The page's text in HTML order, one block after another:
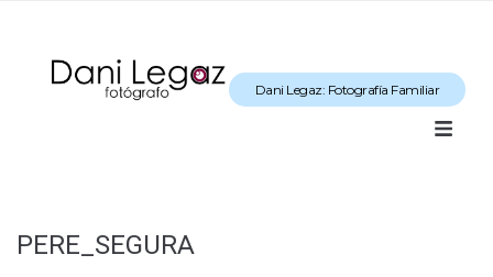
Dani Legaz: Fotografía Familiar
PERE_SEGURA